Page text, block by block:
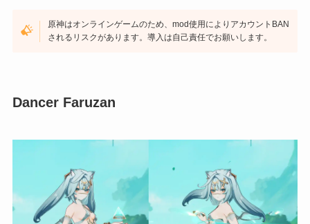
原神はオンラインゲームのため、mod使用によりアカウントBAN
されるリスクがあります。導入は自己責任でお願いします。
Dancer Faruzan